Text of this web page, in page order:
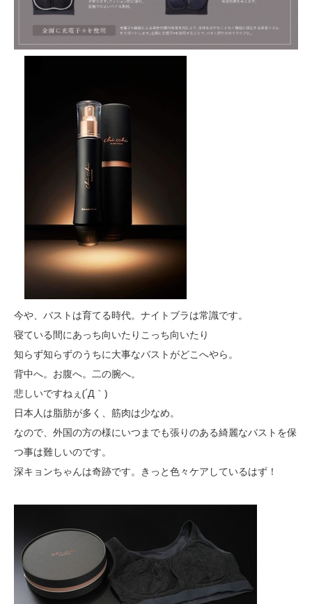
今や、バストは育てる時代。ナイトブラは常識です。
寝ている間にあっち向いたりこっち向いたり
知らず知らずのうちに大事なバストがどこへやら。
背中へ。お腹へ。二の腕へ。
悲しいですねぇ(´Д｀)
日本人は脂肪が多く、筋肉は少なめ。
なので、外国の方の様にいつまでも張りのある綺麗なバストを保
つ事は難しいのです。
深キョンちゃんは奇跡です。きっと色々ケアしているはず！